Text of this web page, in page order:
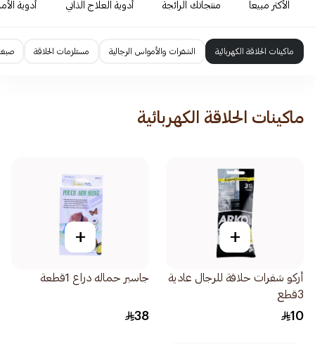
الأكثر مبيعا منتجاتك الرائجة أدوية العلاج الذاتي أدوية
ماكينات الحلاقة الكهربائية الشفرات والأمواس الرجالية مستلزمات الحلاقة
ماكينات الحلاقة الكهربائية
+
أركو شفرات حلاقة للرجال عادية
3قطع
10
+
جاسبر حماله دراع 1قطعة
38